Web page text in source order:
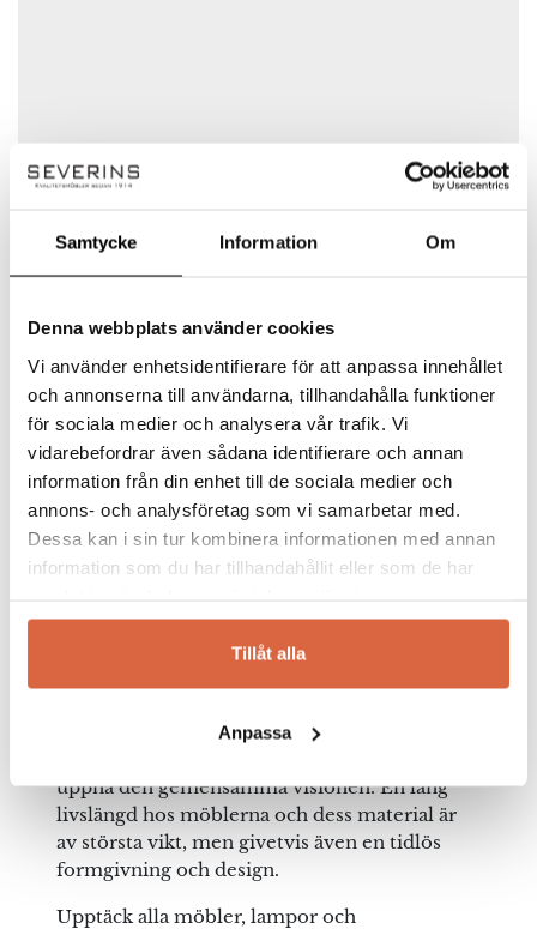
Samtycke Information Om
Denna webbplats använder cookies
Vi använder enhetsidentifierare för att anpassa innehållet
och annonserna till användarna, tillhandahålla funktioner
för sociala medier och analysera vår trafik. Vi
vidarebefordrar även sådana identifierare och annan
information från din enhet till de sociala medier och
annons- och analysföretag som vi samarbetar med.
Dessa kan i sin tur kombinera informationen med annan
information som du har tillhandahållit eller som de har
Tillåt alla
Anpassa
Namn*
Spara mitt namn, min e-postadress och webbplats i
denna webbläsare till nästa gång jag skriver en
kommentar.
Vitra
Vitra är ett schweiziskt varumärke vars design
genomsyrar hela verksamheten och dess
möbler. Företaget utvecklar funktionella,
inspirerande och hållbara möbler och
heminredning för såväl hemmet som
kontoret och offentliga miljöer. Vitras historia
började med produktionen av det berömda
paret Charles och Ray Eames mycket
finns i flertalet varianter så som vanlig stol,
karmstol och gungstol i flera utföranden. På
produktutvecklingen arbetar ingenjörer och
uppnå den gemensamma visionen. En lång
livslängd hos möblerna och dess material är
av största vikt, men givetvis även en tidlös
formgivning och design.
Upptäck alla möbler, lampor och